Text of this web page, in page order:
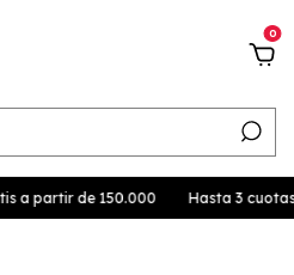
0
a partir de 150.000 Hasta 3 cuotas